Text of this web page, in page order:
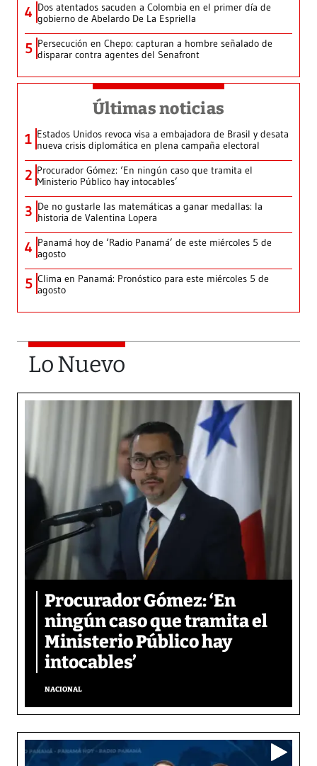
4 Dos atentados sacuden a Colombia en el primer día de
gobierno de Abelardo De La Espriella
5 Persecución en Chepo: capturan a hombre señalado de
disparar contra agentes del Senafront
Últimas noticias
1 Estados Unidos revoca visa a embajadora de Brasil y desata
nueva crisis diplomática en plena campaña electoral
2 Procurador Gómez: ‘En ningún caso que tramita el
Ministerio Público hay intocables’
3 De no gustarle las matemáticas a ganar medallas: la
historia de Valentina Lopera
4 Panamá hoy de ‘Radio Panamá’ de este miércoles 5 de
agosto
5 Clima en Panamá: Pronóstico para este miércoles 5 de
agosto
Lo Nuevo
Procurador Gómez: ‘En
ningún caso que tramita el
Ministerio Público hay
intocables’
NACIONAL